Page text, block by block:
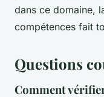
dans ce domaine,
compétences fait
Questions
Comment